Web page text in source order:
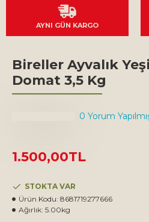
Bireller Ayvalık
Domat 3,5 Kg
STOKTA VAR
Ürün Kodu: 8681719277666
Ağırlık: 5.00kg
0 Yorum
1.500,00TL
AYNI GÜN KARGO